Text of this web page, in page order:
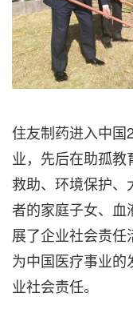
住友制药进入中国
业，先后在助孤
救助、环境保护、
者的家庭子女、血
展了企业社会责
为中国医疗事业
业社会责任。